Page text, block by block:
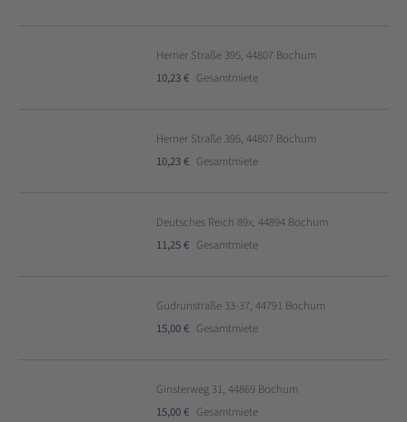
Herner Straße 395, 44807 Bochum
10,23 € Gesamtmiete
Herner Straße 395, 44807 Bochum
10,23 € Gesamtmiete
Deutsches Reich 89x, 44894 Bochum
11,25 € Gesamtmiete
Gudrunstraße 33-37, 44791 Bochum
15,00 € Gesamtmiete
Ginsterweg 31, 44869 Bochum
15,00 € Gesamtmiete